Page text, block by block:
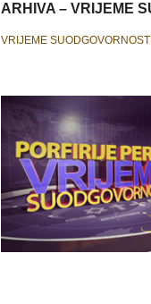
ARHIVA – VRIJEME
VRIJEME